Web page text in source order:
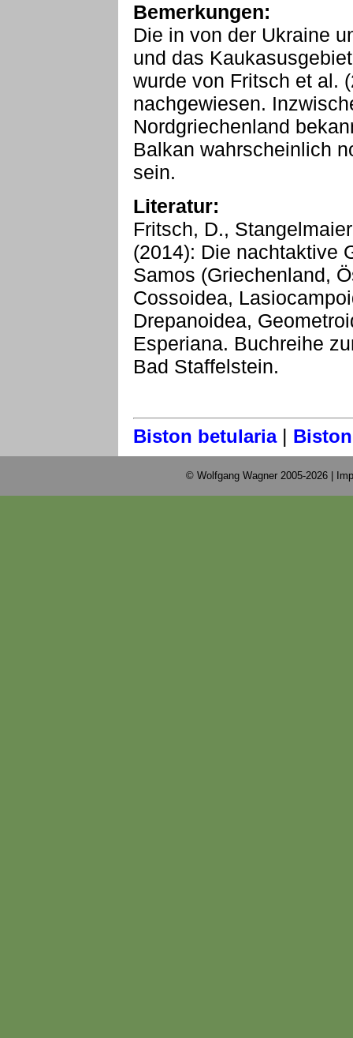
Bemerkungen:
Die in von der Ukraine
und das
wurde von Fritsch et al.
nachgewiesen.
Nordgriechenland
Balkan wahrscheinlich
sein.
Literatur:
Fritsch, D.,
(2014): Die nachtaktive
Samos (Griechenland,
Cossoidea,
Drepanoidea,
Esperiana. Buchreihe
Bad Staffelstein.
Biston betularia|
© Wolfgang Wagner 2005-2026 |